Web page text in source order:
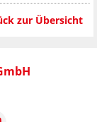
zur Übersicht